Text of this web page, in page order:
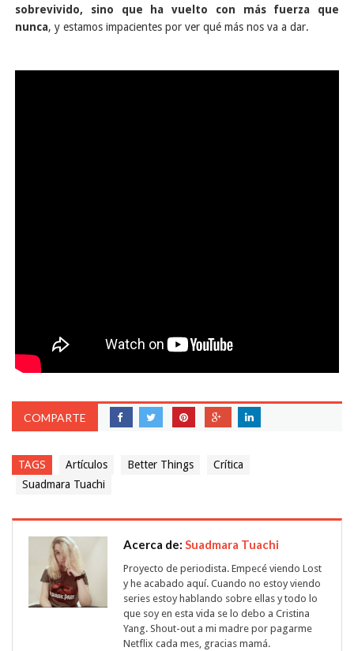
sobrevivido, sino que ha vuelto con más fuerza que
nunca, y estamos impacientes por ver qué más nos va a dar.
COMPARTE
TAGS Artículos Better Things
Crítica
Suadmara Tuachi
Acerca de: Suadmara Tuachi
Proyecto de periodista. Empecé viendo Lost
y he acabado aquí. Cuando no estoy viendo
series estoy hablando sobre ellas y todo lo
que soy en esta vida se lo debo a Cristina
Yang. Shout-out a mi madre por pagarme
Netflix cada mes, gracias mamá.